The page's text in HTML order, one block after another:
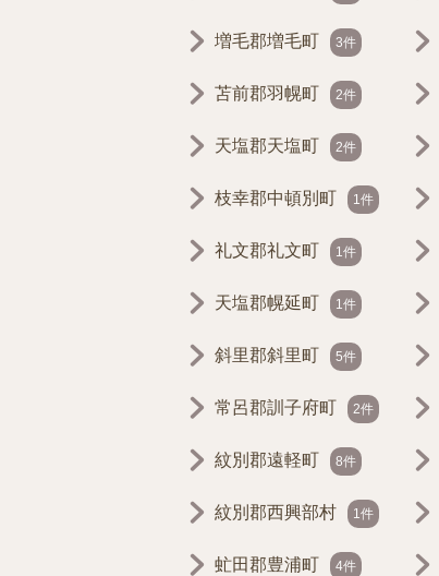
増毛郡増毛町 3件
苫前郡羽幌町 2件
天塩郡天塩町 2件
枝幸郡中頓別町 1件
礼文郡礼文町 1件
天塩郡幌延町 1件
斜里郡斜里町 5件
常呂郡訓子府町 2件
紋別郡遠軽町 8件
紋別郡西興部村 1件
虻田郡豊浦町 4件